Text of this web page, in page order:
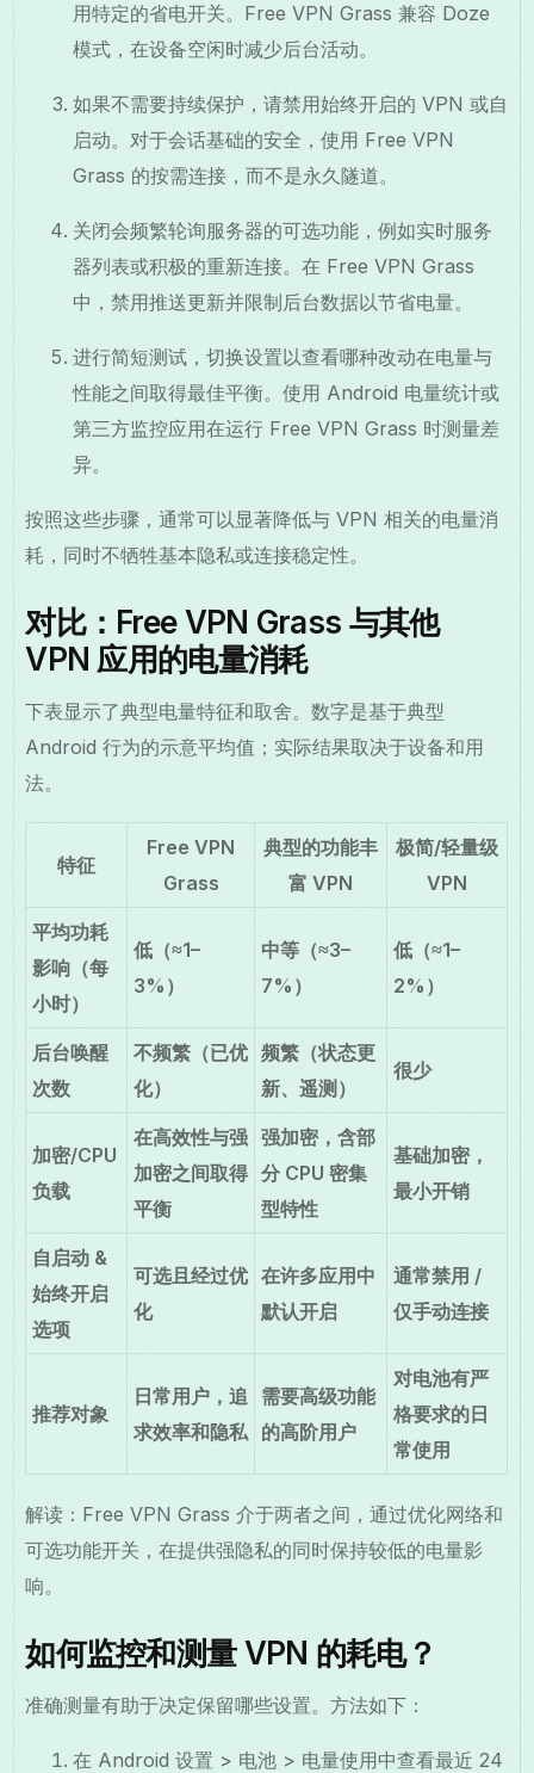
用特定的省电开关。Free VPN Grass 兼容 Doze
模式，在设备空闲时减少后台活动。
如果不需要持续保护，请禁用始终开启的 VPN 或自
启动。对于会话基础的安全，使用 Free VPN
Grass 的按需连接，而不是永久隧道。
关闭会频繁轮询服务器的可选功能，例如实时服务
器列表或积极的重新连接。在 Free VPN Grass
中，禁用推送更新并限制后台数据以节省电量。
进行简短测试，切换设置以查看哪种改动在电量与
性能之间取得最佳平衡。使用 Android 电量统计或
第三方监控应用在运行 Free VPN Grass 时测量差
异。
按照这些步骤，通常可以显著降低与 VPN 相关的电量消
耗，同时不牺牲基本隐私或连接稳定性。
对比：Free VPN Grass 与其他
VPN 应用的电量消耗
下表显示了典型电量特征和取舍。数字是基于典型
Android 行为的示意平均值；实际结果取决于设备和用
法。
特征
Free VPN
Grass
典型的功能丰
富 VPN
极简/轻量级
VPN
平均功耗
影响（每
小时）
低（≈1–
3%）
中等（≈3–
7%）
低（≈1–
2%）
后台唤醒
次数
不频繁（已优
化）
频繁（状态更
新、遥测）
很少
加密/CPU
负载
在高效性与强
加密之间取得
平衡
强加密，含部
分 CPU 密集
型特性
基础加密，
最小开销
自启动 &
始终开启
选项
可选且经过优
化
在许多应用中
默认开启
通常禁用 /
仅手动连接
推荐对象
日常用户，追
求效率和隐私
需要高级功能
的高阶用户
对电池有严
格要求的日
常使用
解读：Free VPN Grass 介于两者之间，通过优化网络和
可选功能开关，在提供强隐私的同时保持较低的电量影
响。
如何监控和测量 VPN 的耗电？
准确测量有助于决定保留哪些设置。方法如下：
在 Android 设置 > 电池 > 电量使用中查看最近 24